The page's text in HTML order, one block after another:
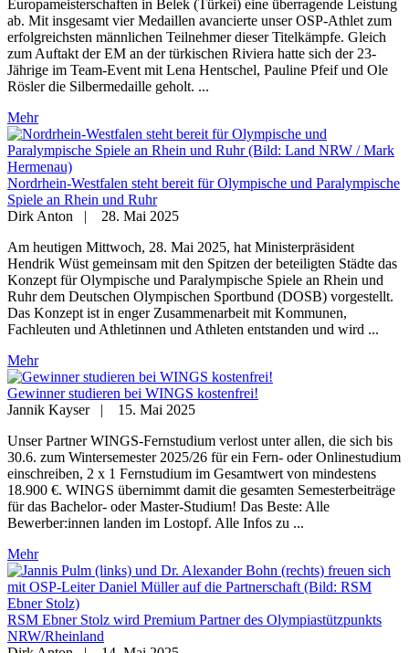
Europameisterschaften in Belek (Türkei) eine überragende Leistung
ab. Mit insgesamt vier Medaillen avancierte unser OSP-Athlet zum
erfolgreichsten männlichen Teilnehmer dieser Titelkämpfe. Gleich
zum Auftakt der EM an der türkischen Riviera hatte sich der 23-
Jährige im Team-Event mit Lena Hentschel, Pauline Pfeif und Ole
Rösler die Silbermedaille geholt. ...
Mehr
Nordrhein-Westfalen steht bereit für Olympische und Paralympische
Spiele an Rhein und Ruhr
Dirk Anton | 28. Mai 2025
Am heutigen Mittwoch, 28. Mai 2025, hat Ministerpräsident
Hendrik Wüst gemeinsam mit den Spitzen der beteiligten Städte das
Konzept für Olympische und Paralympische Spiele an Rhein und
Ruhr dem Deutschen Olympischen Sportbund (DOSB) vorgestellt.
Das Konzept ist in enger Zusammenarbeit mit Kommunen,
Fachleuten und Athletinnen und Athleten entstanden und wird ...
Mehr
Gewinner studieren bei WINGS kostenfrei!
Jannik Kayser| 15. Mai 2025
Unser Partner WINGS-Fernstudium verlost unter allen, die sich bis
30.6. zum Wintersemester 2025/26 für ein Fern- oder Onlinestudium
einschreiben, 2 x 1 Fernstudium im Gesamtwert von mindestens
18.900 €. WINGS übernimmt damit die gesamten Semesterbeiträge
für das Bachelor- oder Master-Studium! Das Beste: Alle
Bewerber:innen landen im Lostopf. Alle Infos zu ...
Mehr
RSM Ebner Stolz wird Premium Partner des Olympiastützpunkts
NRW/Rheinland